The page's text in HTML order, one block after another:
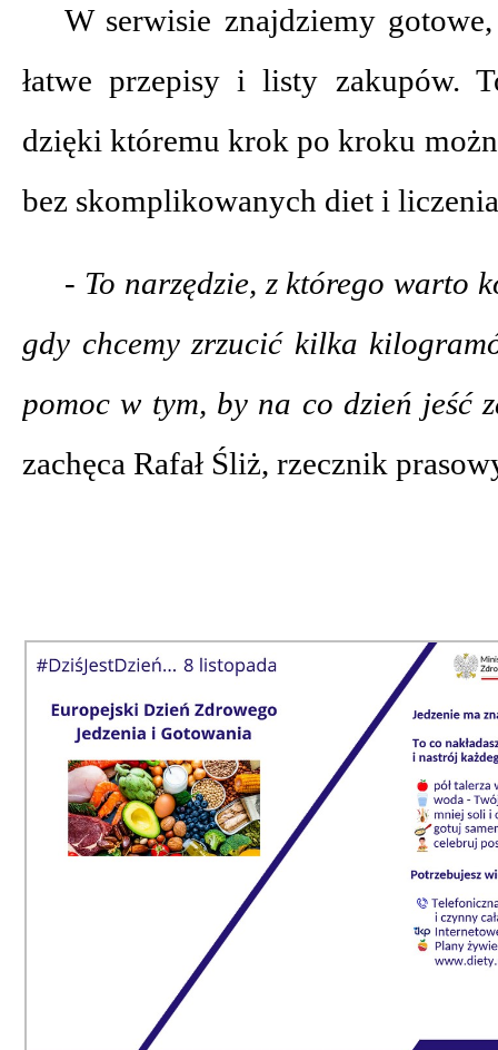
W serwisie znajdziemy
łatwe przepisy i listy zakupów.
dzięki któremu krok po kroku
bez skomplikowanych diet i
- To narzędzie, z którego warto
gdy chcemy zrzucić kilka
pomoc w tym, by na co dzień jeść
zachęca Rafał Śliż, rzecznik